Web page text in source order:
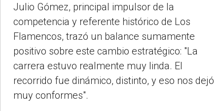
Julio Gómez, principal impulsor de la
competencia y referente histórico de Los
Flamencos, trazó un balance sumamente
positivo sobre este cambio estratégico: "La
carrera estuvo realmente muy linda. El
recorrido fue dinámico, distinto, y eso nos dejó
muy conformes".